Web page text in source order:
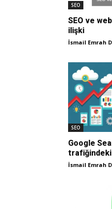
SEO
SEO ve
ilişki
İsmail Emrah
SEO
Google
trafiğindeki
İsmail Emrah